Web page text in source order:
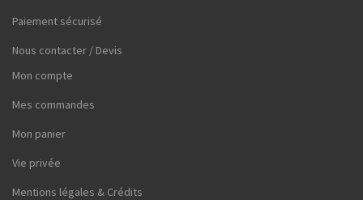
Paiement sécurisé
Nous contacter / Devis
Mon compte
Mes commandes
Mon panier
Vie privée
Mentions légales & Crédits